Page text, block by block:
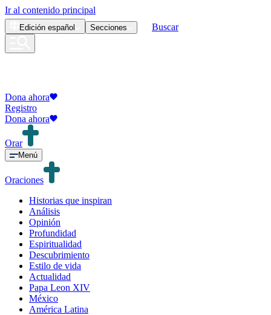
Ir al contenido principal
Edición español Secciones Buscar
Dona ahora
Registro
Dona ahora
Orar
Menú
Oraciones
Historias que inspiran
Análisis
Opinión
Profundidad
Espiritualidad
Descubrimiento
Estilo de vida
Actualidad
Papa Leon XIV
México
América Latina